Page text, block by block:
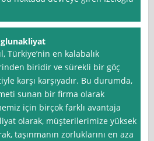
Türkiye’nin en kalabalık
biridir ve sürekli bir göç
karşı karşıyadır. Bu durumda,
sunan bir firma olarak
için birçok farklı avantaja
olarak, müşterilerimize yüksek
taşınmanın zorluklarını en aza